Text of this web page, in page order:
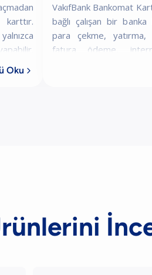
Oku 
VakıfBank Bankomat
bağlı çalışan bir banka
para çekme, yatırma,
fatura ödeme,